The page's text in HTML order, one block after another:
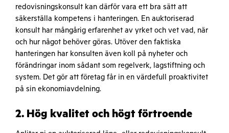
redovisningskonsult kan därför vara ett bra sätt att
säkerställa kompetens i hanteringen. En auktoriserad
konsult har mångårig erfarenhet av yrket och vet vad, när
och hur något behöver göras. Utöver den faktiska
hanteringen har konsulten även koll på nyheter och
förändringar inom sådant som regelverk, lagstiftning och
system. Det gör att företag får in en värdefull proaktivitet
på sin ekonomiavdelning.
2. Hög kvalitet och högt förtroende